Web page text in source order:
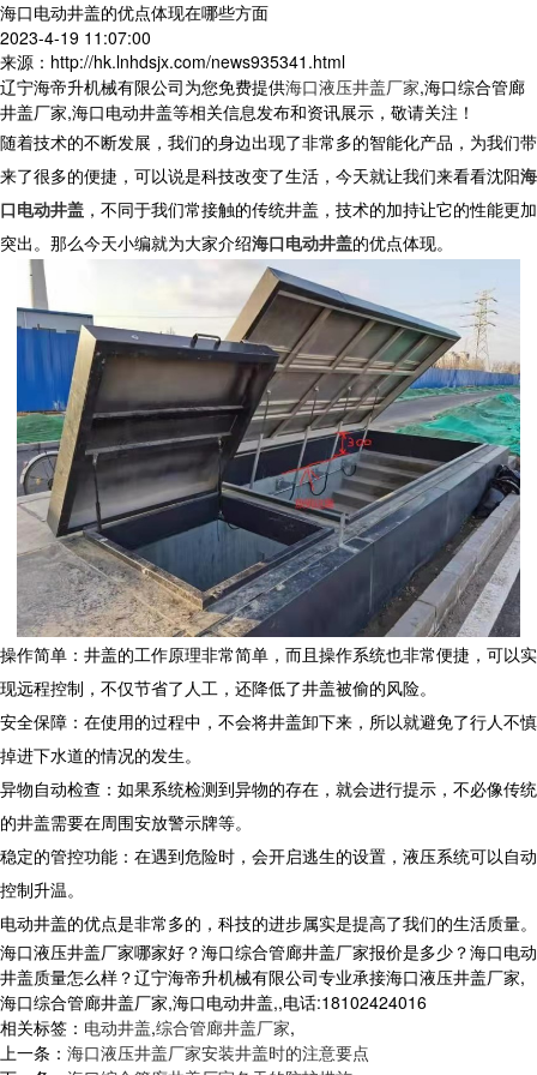
海口电动井盖的优点体现在哪些方面
2023-4-19 11:07:00
来源：http://hk.lnhdsjx.com/news935341.html
辽宁海帝升机械有限公司为您免费提供海口液压井盖厂家,海口综合管廊
井盖厂家,海口电动井盖等相关信息发布和资讯展示，敬请关注！
随着技术的不断发展，我们的身边出现了非常多的智能化产品，为我们带
来了很多的便捷，可以说是科技改变了生活，今天就让我们来看看沈阳海
口电动井盖 ，不同于我们常接触的传统井盖，技术的加持让它的性能更加
突出。那么今天小编就为大家介绍海口电动井盖的优点体现。
操作简单：井盖的工作原理非常简单，而且操作系统也非常便捷，可以实
现远程控制，不仅节省了人工，还降低了井盖被偷的风险。
安全保障：在使用的过程中，不会将井盖卸下来，所以就避免了行人不慎
掉进下水道的情况的发生。
异物自动检查：如果系统检测到异物的存在，就会进行提示，不必像传统
的井盖需要在周围安放警示牌等。
稳定的管控功能：在遇到危险时，会开启逃生的设置，液压系统可以自动
控制升温。
电动井盖的优点是非常多的，科技的进步属实是提高了我们的生活质量。
海口液压井盖厂家哪家好？海口综合管廊井盖厂家报价是多少？海口电动
井盖质量怎么样？辽宁海帝升机械有限公司专业承接海口液压井盖厂家,
海口综合管廊井盖厂家,海口电动井盖,,电话:18102424016
相关标签： 电动井盖,综合管廊井盖厂家,
上一条： 海口液压井盖厂家安装井盖时的注意要点